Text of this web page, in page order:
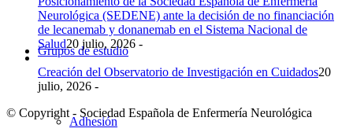
Grupos de estudio
Adhesión
Neurológica (SEDENE) ante la decisión de no financiación
de lecanemab y donanemab en el Sistema Nacional de
Salud20 julio, 2026 -
Creación del Observatorio de Investigación en Cuidados20
julio, 2026 -
© Copyright - Sociedad Española de Enfermería Neurológica